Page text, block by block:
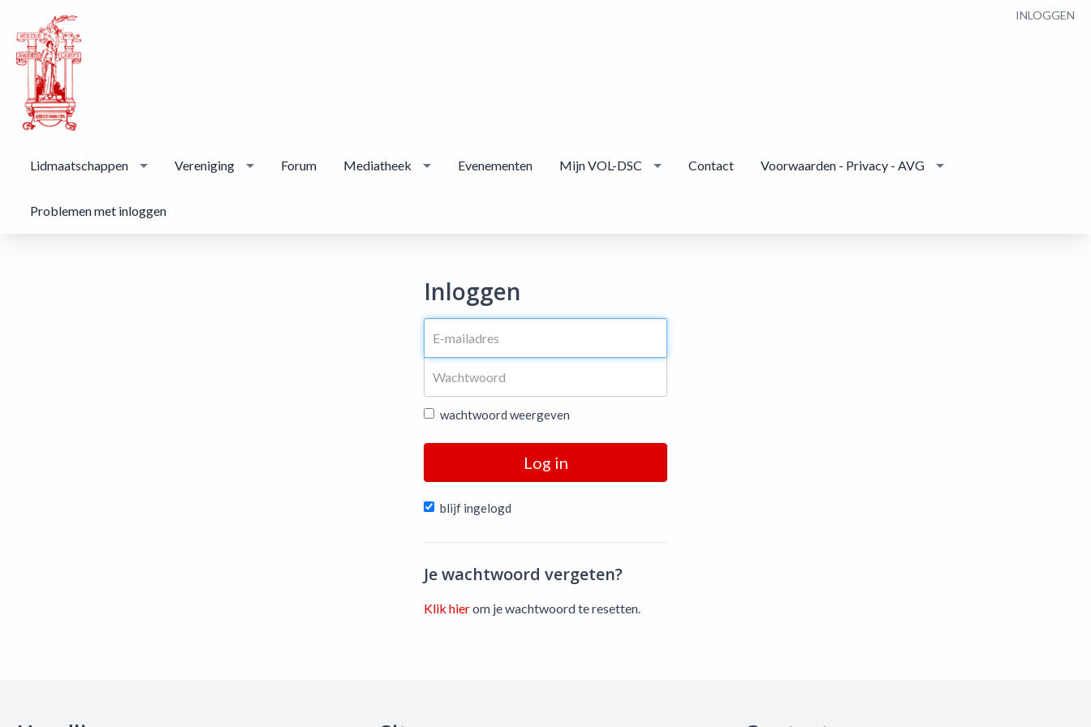
INLOGGEN
Lidmaatschappen Vereniging Forum Mediatheek Evenementen Mijn VOL-DSC Contact Voorwaarden - Privacy - AVG
Problemen met inloggen
Inloggen
wachtwoord weergeven
Log in
blijf ingelogd
Je wachtwoord vergeten?
Klik hierom je wachtwoord te resetten.